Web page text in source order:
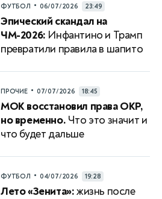
ФУТБОЛ • 06/07/2026 23:49
Эпический скандал на
ЧМ-2026: Инфантино и Трамп
превратили правила в шапито
ПРОЧИЕ • 07/07/2026 18:45
МОК восстановил права ОКР,
но временно. Что это значит и
что будет дальше
ФУТБОЛ • 04/07/2026 19:28
Лето «Зенита»:жизнь после